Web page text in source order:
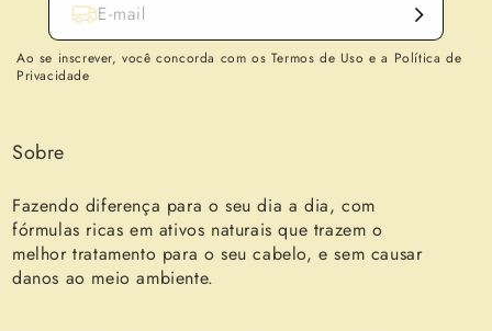
E-mail
Ao se inscrever, você concorda com os Termos de Uso e a Política de
Privacidade
Sobre
Fazendo diferença para o seu dia a dia, com
fórmulas ricas em ativos naturais que trazem o
melhor tratamento para o seu cabelo, e sem causar
danos ao meio ambiente.